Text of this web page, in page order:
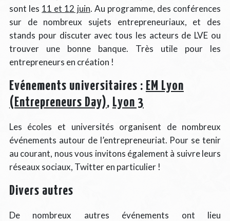
sont les 11 et 12 juin. Au programme, des conférences
sur de nombreux sujets entrepreneuriaux, et des
stands pour discuter avec tous les acteurs de LVE ou
trouver une bonne banque. Très utile pour les
entrepreneurs en création !
Evénements universitaires : EM Lyon
(Entrepreneurs Day), Lyon 3
Les écoles et universités organisent de nombreux
événements autour de l’entrepreneuriat. Pour se tenir
au courant, nous vous invitons également à suivre leurs
réseaux sociaux, Twitter en particulier !
Divers autres
De nombreux autres événements ont lieu